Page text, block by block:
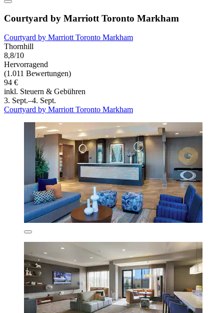
Courtyard by Marriott Toronto Markham
Courtyard by Marriott Toronto Markham
Thornhill
8,8/10
Hervorragend
(1.011 Bewertungen)
94 €
inkl. Steuern & Gebühren
3. Sept.–4. Sept.
Courtyard by Marriott Toronto Markham